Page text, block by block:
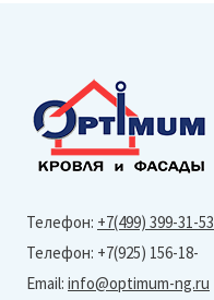
Телефон: +7(499) 399-31-53
Телефон: +7(925) 156-18-
Email: info@optimum-ng.ru